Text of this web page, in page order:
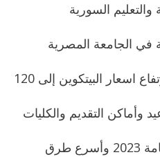
والتعليم السورية
في الجامعة المصرية
ستاندرد تشارترد: توقعات بارتفاع اسعار البيتكوين إلى 120
القدرات 2023 مواعيد وأماكن التقديم والكليات
موعد ظهور نتيجة الثانوية العامة 2023 وأسرع طرق